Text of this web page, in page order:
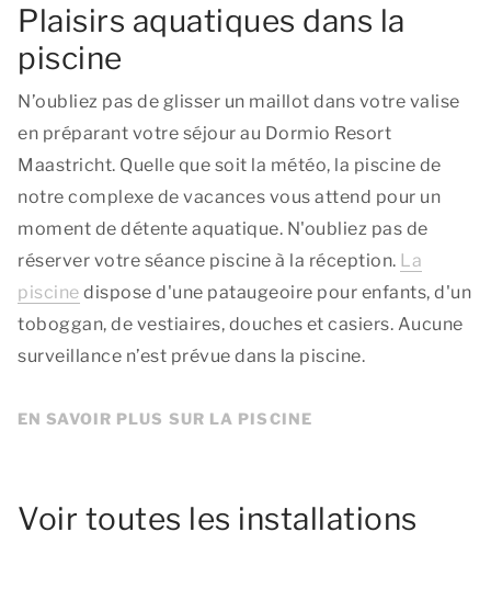
Plaisirs aquatiques dans la
piscine
N’oubliez pas de glisser un maillot dans votre valise
en préparant votre séjour au Dormio Resort
Maastricht. Quelle que soit la météo, la piscine de
notre complexe de vacances vous attend pour un
moment de détente aquatique. N'oubliez pas de
réserver votre séance piscine à la réception. La
piscine dispose d'une pataugeoire pour enfants, d'un
toboggan, de vestiaires, douches et casiers. Aucune
surveillance n’est prévue dans la piscine.
EN SAVOIR PLUS SUR LA PISCINE
Voir toutes les installations